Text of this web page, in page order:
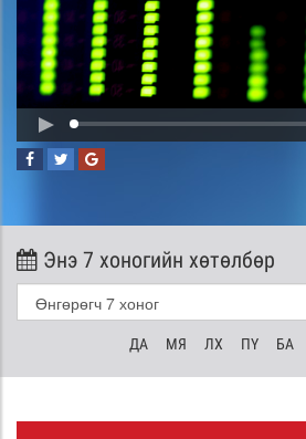
Энэ 7 хоногийн хөтөлбөр
ДА МЯ ЛХ ПҮ БА